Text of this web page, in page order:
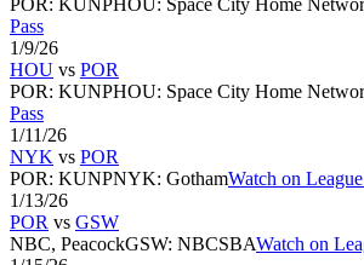
POR: KUNPHOU: Space City Home
Pass
1/9/26
HOU vs POR
POR: KUNPHOU: Space City Home
Pass
1/11/26
NYK vs POR
POR: KUNPNYK: GothamWatch on League
1/13/26
POR vs GSW
NBC, PeacockGSW: NBCSBAWatch on